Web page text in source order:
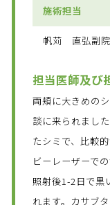
施術担当
帆苅 直弘副
担当医師及び
両頬に大きめの
談に来られまし
たシミで、比較
ビーレーザーで
照射後1-2日で黒
れます。カサブ